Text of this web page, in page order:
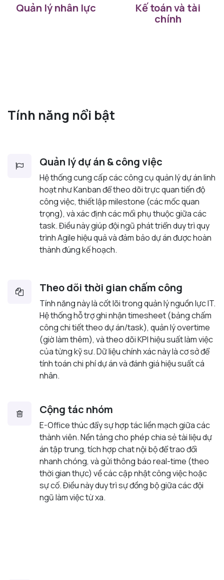
Quản lý nhân lực
Kế toán và tài
chính
Tính năng nổi bật
Quản lý dự án & công việc
Hệ thống cung cấp các công cụ quản lý dự án linh
hoạt như Kanban để theo dõi trực quan tiến độ
công việc, thiết lập milestone (các mốc quan
trọng), và xác định các mối phụ thuộc giữa các
task. Điều này giúp đội ngũ phát triển duy trì quy
trình Agile hiệu quả và đảm bảo dự án được hoàn
thành đúng kế hoạch.
Theo dõi thời gian chấm công
Tính năng này là cốt lõi trong quản lý nguồn lực IT.
Hệ thống hỗ trợ ghi nhận timesheet (bảng chấm
công chi tiết theo dự án/task), quản lý overtime
(giờ làm thêm), và theo dõi KPI hiệu suất làm việc
của từng kỹ sư. Dữ liệu chính xác này là cơ sở để
tính toán chi phí dự án và đánh giá hiệu suất cá
nhân.
Cộng tác nhóm
E-Office thúc đẩy sự hợp tác liền mạch giữa các
thành viên. Nền tảng cho phép chia sẻ tài liệu dự
án tập trung, tích hợp chat nội bộ để trao đổi
nhanh chóng, và gửi thông báo real-time (theo
thời gian thực) về các cập nhật công việc hoặc
sự cố. Điều này duy trì sự đồng bộ giữa các đội
ngũ làm việc từ xa.